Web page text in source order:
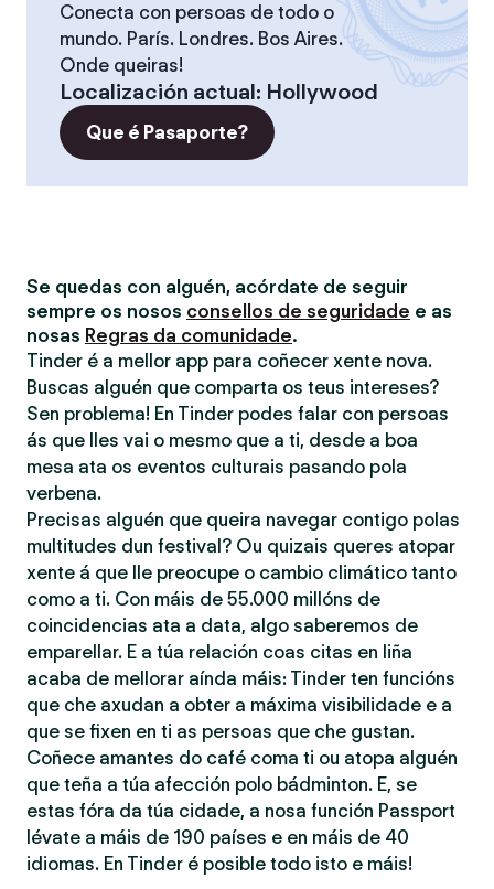
Conecta con persoas de todo o
mundo. París. Londres. Bos Aires.
Onde queiras!
Localización actual: Hollywood
Que é Pasaporte?
Se quedas con alguén, acórdate de seguir
sempre os nosos consellos de seguridade e as
nosas Regras da comunidade.
Tinder é a mellor app para coñecer xente nova.
Buscas alguén que comparta os teus intereses?
Sen problema! En Tinder podes falar con persoas
ás que lles vai o mesmo que a ti, desde a boa
mesa ata os eventos culturais pasando pola
verbena.
Precisas alguén que queira navegar contigo polas
multitudes dun festival? Ou quizais queres atopar
xente á que lle preocupe o cambio climático tanto
como a ti. Con máis de 55.000 millóns de
coincidencias ata a data, algo saberemos de
emparellar. E a túa relación coas citas en liña
acaba de mellorar aínda máis: Tinder ten funcións
que che axudan a obter a máxima visibilidade e a
que se fixen en ti as persoas que che gustan.
Coñece amantes do café coma ti ou atopa alguén
que teña a túa afección polo bádminton. E, se
estas fóra da túa cidade, a nosa función Passport
lévate a máis de 190 países e en máis de 40
idiomas. En Tinder é posible todo isto e máis!